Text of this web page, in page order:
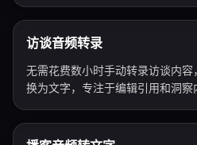
访谈音频转录
无需花费数小时手动转录访谈内
换为文字，专注于编辑引用和洞察